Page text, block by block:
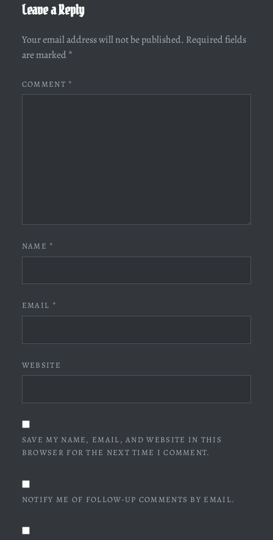
Leave a Reply
Your email address will not be published. Required fields
are marked *
COMMENT *
NAME *
EMAIL *
WEBSITE
SAVE MY NAME, EMAIL, AND WEBSITE IN THIS
BROWSER FOR THE NEXT TIME I COMMENT.
NOTIFY ME OF FOLLOW-UP COMMENTS BY EMAIL.